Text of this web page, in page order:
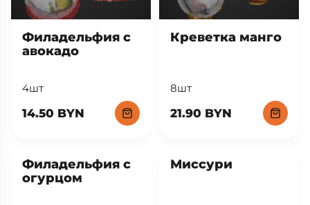
Филадельфия с
авокадо
4шт
14.50 BYN
Креветка манго
8шт
21.90 BYN
Филадельфия с
огурцом
Миссури